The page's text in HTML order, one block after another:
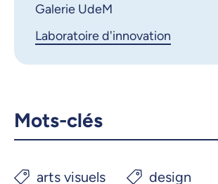
LinkedIn
Copier le lien
Galerie UdeM
Laboratoire d'innovation
Mots-clés